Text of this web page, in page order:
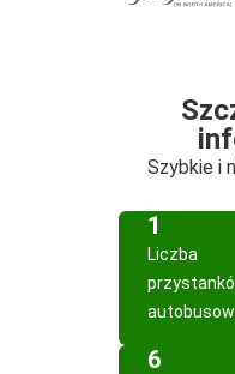
Szybkie i
1
Liczba
6